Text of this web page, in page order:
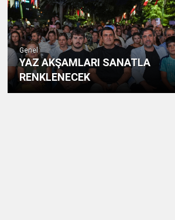
Genel
YAZ AKŞAMLARI SANATLA
RENKLENECEK